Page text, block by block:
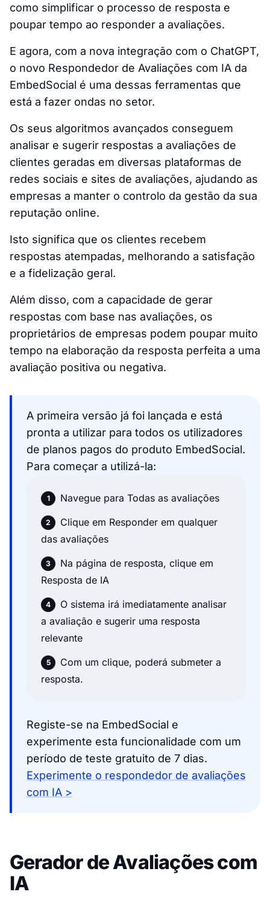
como simplificar o processo de resposta e
poupar tempo ao responder a avaliações.
E agora, com a nova integração com o ChatGPT,
o novo Respondedor de Avaliações com IA da
EmbedSocial é uma dessas ferramentas que
está a fazer ondas no setor.
Os seus algoritmos avançados conseguem
analisar e sugerir respostas a avaliações de
clientes geradas em diversas plataformas de
redes sociais e sites de avaliações, ajudando as
empresas a manter o controlo da gestão da sua
reputação online.
Isto significa que os clientes recebem
respostas atempadas, melhorando a satisfação
e a fidelização geral.
Além disso, com a capacidade de gerar
respostas com base nas avaliações, os
proprietários de empresas podem poupar muito
tempo na elaboração da resposta perfeita a uma
avaliação positiva ou negativa.
A primeira versão já foi lançada e está
pronta a utilizar para todos os utilizadores
de planos pagos do produto EmbedSocial.
Para começar a utilizá-la:
Navegue para Todas as avaliações
Clique em Responder em qualquer
das avaliações
Na página de resposta, clique em
Resposta de IA
O sistema irá imediatamente analisar
a avaliação e sugerir uma resposta
relevante
Com um clique, poderá submeter a
resposta.
Registe-se na EmbedSocial e
experimente esta funcionalidade com um
período de teste gratuito de 7 dias.
Experimente o respondedor de avaliações
com IA >
Gerador de Avaliações com
IA